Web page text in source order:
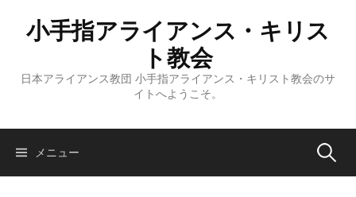
ス
小手指アライアンス・キリス
ト教会
日本アライアンス教団 小手指アライアンス・キリスト教会のサ
イトへようこそ。
メニュー 検